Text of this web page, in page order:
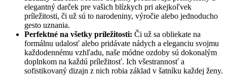
elegantný darček pre vašich blízkych pri akejkoľvek
príležitosti, či už sú to narodeniny, výročie alebo jednoducho
gesto uznania.
Perfektné na všetky príležitosti: Či už sa obliekate na
formálnu udalosť alebo pridávate nádych a eleganciu svojmu
každodennému vzhľadu, naše módne ozdoby sú dokonalým
doplnkom na každú príležitosť. Ich všestrannosť a
sofistikovaný dizajn z nich robia základ v šatníku každej ženy.